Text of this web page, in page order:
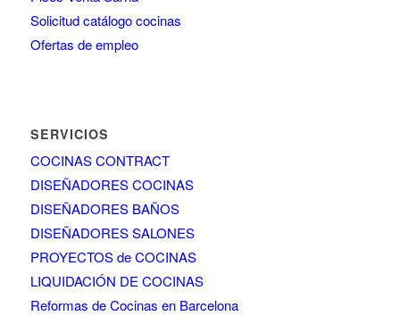
Solicitud catálogo cocinas
Ofertas de empleo
SERVICIOS
COCINAS CONTRACT
DISEÑADORES COCINAS
DISEÑADORES BAÑOS
DISEÑADORES SALONES
PROYECTOS de COCINAS
LIQUIDACIÓN DE COCINAS
Reformas de Cocinas en Barcelona